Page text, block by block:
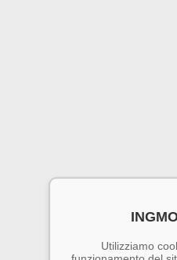
Utilizziamo